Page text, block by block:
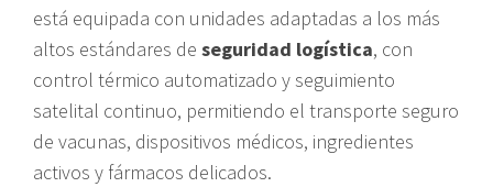
está equipada con unidades adaptadas a los más
altos estándares de seguridad logística, con
control térmico automatizado y seguimiento
satelital continuo, permitiendo el transporte seguro
de vacunas, dispositivos médicos, ingredientes
activos y fármacos delicados.